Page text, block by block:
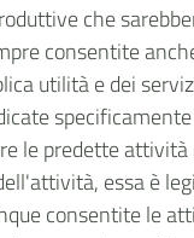
che
consentite
utilità e dei
le predette
essa è
consentite le